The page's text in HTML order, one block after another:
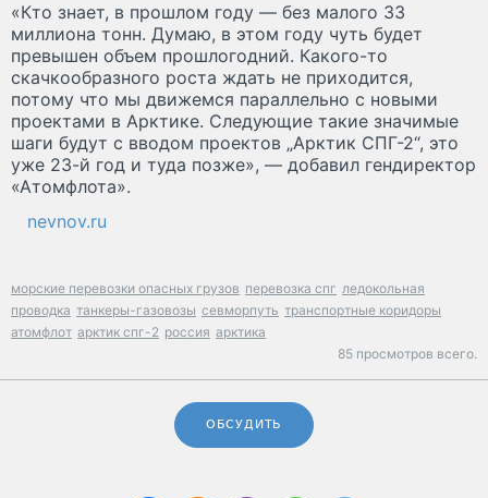
«Кто знает, в прошлом году — без малого 33
миллиона тонн. Думаю, в этом году чуть будет
превышен объем прошлогодний. Какого-то
скачкообразного роста ждать не приходится,
потому что мы движемся параллельно с новыми
проектами в Арктике. Следующие такие значимые
шаги будут с вводом проектов „Арктик СПГ-2“, это
уже 23-й год и туда позже», — добавил гендиректор
«Атомфлота».
nevnov.ru
морские перевозки опасных грузов перевозка спг ледокольная
проводка танкеры-газовозы севморпуть транспортные коридоры
атомфлот арктик спг-2 россия арктика
85 просмотров всего.
ОБСУДИТЬ